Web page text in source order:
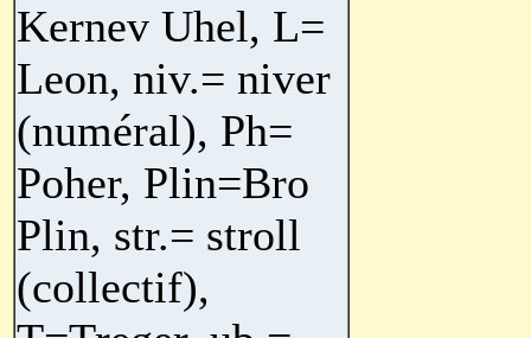
Kernev Uhel, L=
Leon, niv.= niver
(numéral), Ph=
Poher, Plin=Bro
Plin, str.= stroll
(collectif),